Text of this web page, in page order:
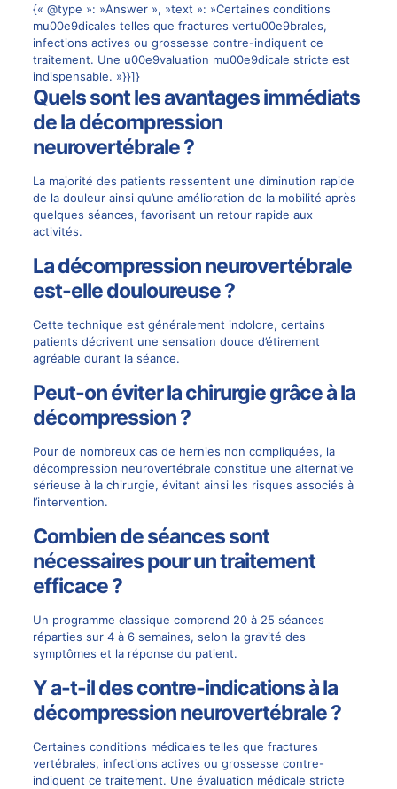
{« @type »: »Answer », »text »: »Certaines conditions
mu00e9dicales telles que fractures vertu00e9brales,
infections actives ou grossesse contre-indiquent ce
traitement. Une u00e9valuation mu00e9dicale stricte est
indispensable. »}}]}
Quels sont les avantages immédiats
de la décompression
neurovertébrale ?
La majorité des patients ressentent une diminution rapide
de la douleur ainsi qu’une amélioration de la mobilité après
quelques séances, favorisant un retour rapide aux
activités.
La décompression neurovertébrale
est-elle douloureuse ?
Cette technique est généralement indolore, certains
patients décrivent une sensation douce d’étirement
agréable durant la séance.
Peut-on éviter la chirurgie grâce à la
décompression ?
Pour de nombreux cas de hernies non compliquées, la
décompression neurovertébrale constitue une alternative
sérieuse à la chirurgie, évitant ainsi les risques associés à
l’intervention.
Combien de séances sont
nécessaires pour un traitement
efficace ?
Un programme classique comprend 20 à 25 séances
réparties sur 4 à 6 semaines, selon la gravité des
symptômes et la réponse du patient.
Y a-t-il des contre-indications à la
décompression neurovertébrale ?
Certaines conditions médicales telles que fractures
vertébrales, infections actives ou grossesse contre-
indiquent ce traitement. Une évaluation médicale stricte